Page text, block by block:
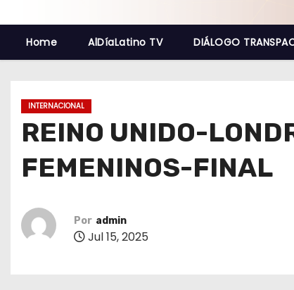
Home AlDíaLatino TV DIÁLOGO
INTERNACIONAL
REINO UNIDO-
FEMENINOS-FINAL
Por admin
Jul 15, 2025